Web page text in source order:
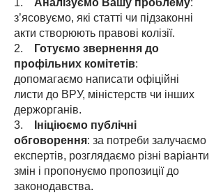
1. Аналізуємо Вашу проблему:
з’ясовуємо, які статті чи підзаконні
акти створюють правові колізії.
2.
Готуємо звернення до
профільних комітетів:
допомагаємо написати офіційні
листи до ВРУ, міністерств чи інших
держорганів.
3.
Ініціюємо публічні
обговорення: за потреби залучаємо
експертів, розглядаємо різні варіанти
змін і пропонуємо пропозиції до
законодавства.